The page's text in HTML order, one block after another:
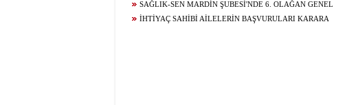
SAĞLIK-SEN MARDİN ŞUBESİ'NDE 6. OLAĞAN GENEL
KURUL HEYECANI YAŞANIYOR!
İHTİYAÇ SAHİBİ AİLELERİN BAŞVURULARI KARARA